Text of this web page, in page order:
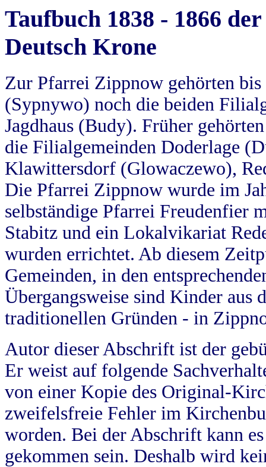
Taufbuch 1838 - 1866
Deutsch Krone
Zur Pfarrei Zippnow gehörten
(Sypnywo) noch die beiden
Jagdhaus (Budy). Früher
die Filialgemeinden Doderlage
Klawittersdorf (Glowaczewo),
Die Pfarrei Zippnow wurde im
selbständige Pfarrei Freudenfier
Stabitz und ein Lokalvikariat
wurden errichtet. Ab diesem
Gemeinden, in den
Übergangsweise sind Kinder aus
traditionellen Gründen - in
Autor dieser Abschrift ist der
Er weist auf folgende
von einer Kopie des Original-
zweifelsfreie Fehler im
worden. Bei der Abschrift kann
gekommen sein. Deshalb wird